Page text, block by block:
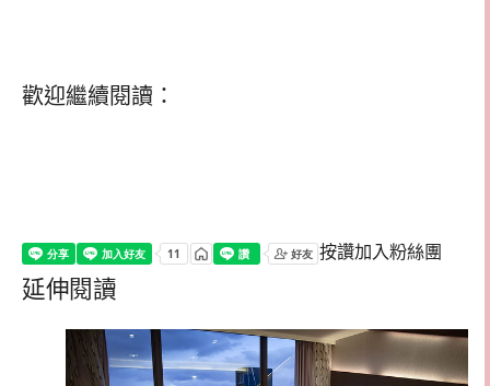
歡迎繼續閱讀：
按讚加入粉絲團
延伸閱讀